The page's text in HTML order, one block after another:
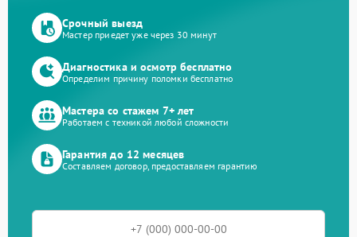
Срочный выезд
Мастер приедет уже через 30 минут
Диагностика и осмотр бесплатно
Определим причину поломки бесплатно
Мастера со стажем 7+ лет
Работаем с техникой любой сложности
Гарантия до 12 месяцев
Составляем договор, предоставляем гарантию